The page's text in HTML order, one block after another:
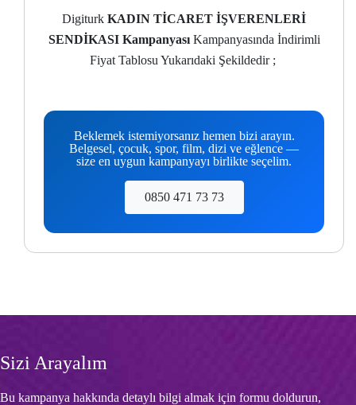
Digiturk KADIN TİCARET İŞVERENLERİ
SENDİKASI KampanyasıKampanyasında İndirimli
Fiyat Tablosu Yukarıdaki Şekildedir ;
Beklemek istemiyorsanız hemen bizi arayın.
Belgesel, çocuk, spor, film, dizi ve eğlence —
size en uygun kampanyayı birlikte seçelim.
0850 471 73 73
Sizi Arayalım
Bu kampanya hakkında detaylı bilgi almak için formu doldurun,